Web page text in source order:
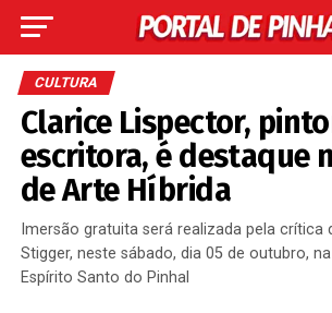
CULTURA
Clarice Lispector,
escritora, é destaque
de Arte Híbrida
Imersão gratuita será realizada pela crítica
Stigger, neste sábado, dia 05 de outubro,
Espírito Santo do Pinhal